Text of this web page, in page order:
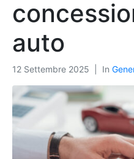
auto
12 Settembre 2025 In